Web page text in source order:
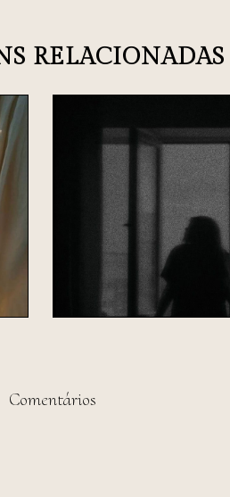
RELACIONADAS
Comentários